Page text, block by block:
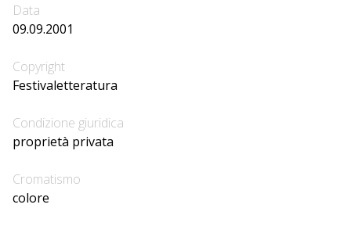
Data
09.09.2001
Copyright
Festivaletteratura
Condizione giuridica
proprietà privata
Cromatismo
colore